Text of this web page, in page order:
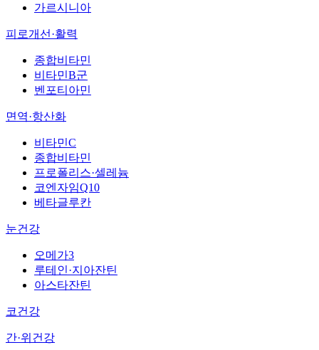
가르시니아
피로개선·활력
종합비타민
비타민B군
벤포티아민
면역·항산화
비타민C
종합비타민
프로폴리스·셀레늄
코엔자임Q10
베타글루칸
눈건강
오메가3
루테인·지아잔틴
아스타잔틴
코건강
간·위건강